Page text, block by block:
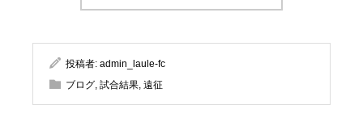
投稿者: admin_laule-fc
ブログ, 試合結果, 遠征